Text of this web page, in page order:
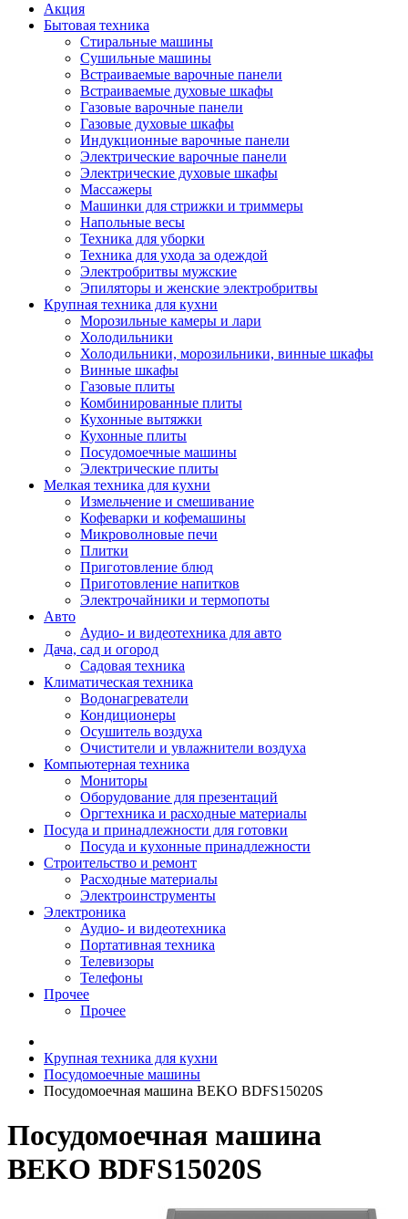
Акция
Бытовая техника
Стиральные машины
Сушильные машины
Встраиваемые варочные панели
Встраиваемые духовые шкафы
Газовые варочные панели
Газовые духовые шкафы
Индукционные варочные панели
Электрические варочные панели
Электрические духовые шкафы
Массажеры
Машинки для стрижки и триммеры
Напольные весы
Техника для уборки
Техника для ухода за одеждой
Электробритвы мужские
Эпиляторы и женские электробритвы
Крупная техника для кухни
Морозильные камеры и лари
Холодильники
Холодильники, морозильники, винные шкафы
Винные шкафы
Газовые плиты
Комбинированные плиты
Кухонные вытяжки
Кухонные плиты
Посудомоечные машины
Электрические плиты
Мелкая техника для кухни
Измельчение и смешивание
Кофеварки и кофемашины
Микроволновые печи
Плитки
Приготовление блюд
Приготовление напитков
Электрочайники и термопоты
Авто
Аудио- и видеотехника для авто
Дача, сад и огород
Садовая техника
Климатическая техника
Водонагреватели
Кондиционеры
Осушитель воздуха
Очистители и увлажнители воздуха
Компьютерная техника
Мониторы
Оборудование для презентаций
Оргтехника и расходные материалы
Посуда и принадлежности для готовки
Посуда и кухонные принадлежности
Строительство и ремонт
Расходные материалы
Электроинструменты
Электроника
Аудио- и видеотехника
Портативная техника
Телевизоры
Телефоны
Прочее
Прочее
Крупная техника для кухни
Посудомоечные машины
Посудомоечная машина BEKO BDFS15020S
Посудомоечная машина
BEKO BDFS15020S